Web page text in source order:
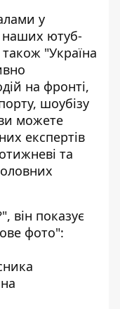
у
наших ютуб-
також "Україна
на фронті,
шоубізу
можете
експертів
та
він показує
фото":